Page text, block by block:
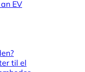
EV
til el